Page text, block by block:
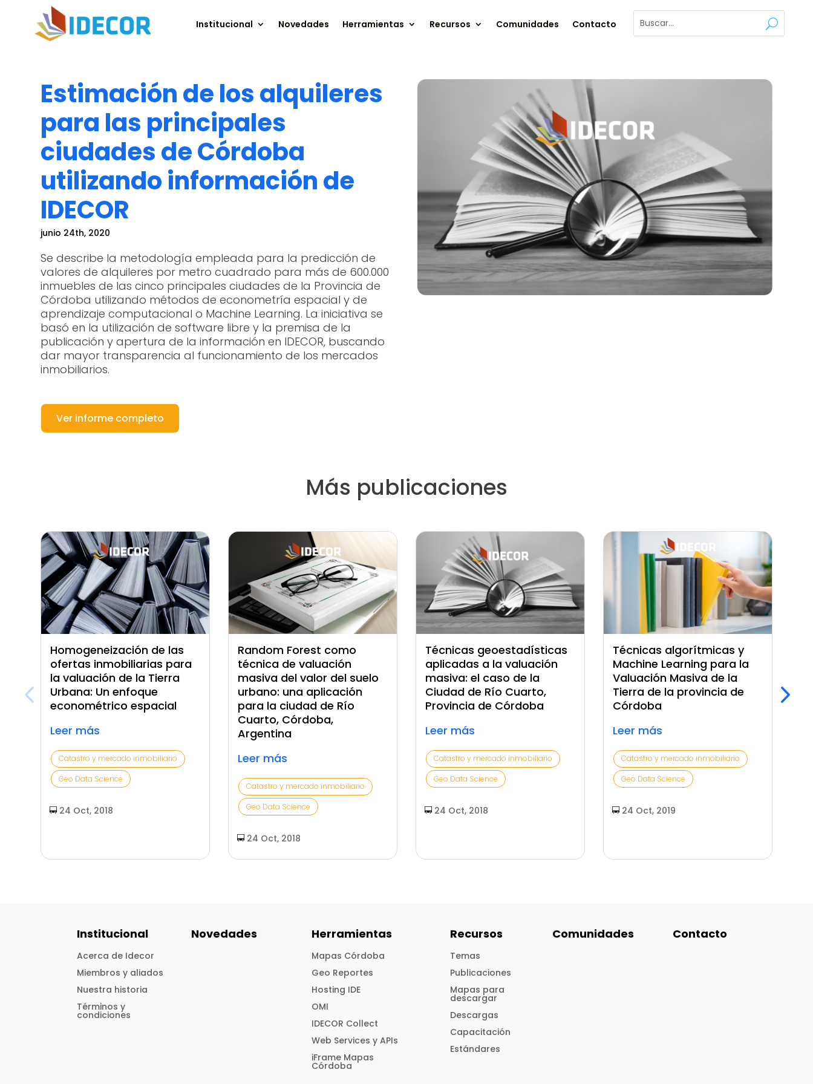
Institucional Novedades Herramientas Recursos Comunidades Contacto
Estimación de los alquileres
para las principales
ciudades de Córdoba
utilizando información de
IDECOR
junio 24th, 2020
Se describe la metodología empleada para la predicción de
valores de alquileres por metro cuadrado para más de 600.000
inmuebles de las cinco principales ciudades de la Provincia de
Córdoba utilizando métodos de econometría espacial y de
aprendizaje computacional o Machine Learning. La iniciativa se
basó en la utilización de software libre y la premisa de la
publicación y apertura de la información en IDECOR, buscando
dar mayor transparencia al funcionamiento de los mercados
inmobiliarios.
Ver informe completo
Más publicaciones
Homogeneización de las
ofertas inmobiliarias para
la valuación de la Tierra
Urbana: Un enfoque
econométrico espacial
Leer más
Catastro y mercado inmobiliario
Geo Data Science
24 Oct, 2018
Random Forest como
técnica de valuación
masiva del valor del suelo
urbano: una aplicación
para la ciudad de Río
Cuarto, Córdoba,
Argentina
Leer más
Catastro y mercado inmobiliario
Geo Data Science
24 Oct, 2018
Técnicas geoestadísticas
aplicadas a la valuación
masiva: el caso de la
Ciudad de Río Cuarto,
Provincia de Córdoba
Leer más
Catastro y mercado inmobiliario
Geo Data Science
24 Oct, 2018
Técnicas algorítmicas y
Machine Learning para la
Valuación Masiva de la
Tierra de la provincia de
Córdoba
Leer más
Catastro y mercado inmobiliario
Geo Data Science
24 Oct, 2019
Institucional
Acerca de Idecor
Miembros y aliados
Nuestra historia
Términos y
condiciones
Novedades Herramientas
Mapas Córdoba
Geo Reportes
Hosting IDE
OMI
IDECOR Collect
Web Services y APIs
iFrame Mapas
Córdoba
Recursos
Temas
Publicaciones
Mapas para
descargar
Descargas
Capacitación
Estándares
Comunidades Contacto